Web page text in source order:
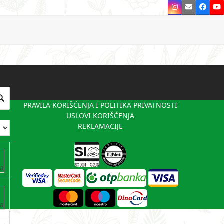
Instagram
Email
PRAVILA KORIŠĆENJA I POLITIKA PRIVATNOSTI
USLOVI KORIŠĆENJA
REKLAMACIJE